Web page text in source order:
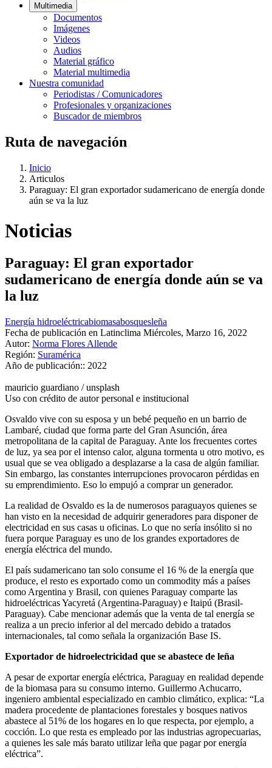
Multimedia
Documentos
Imágenes
Videos
Audios
Material gráfico
Material multimedia
Nuestra comunidad
Periodistas / Comunicadores
Profesionales y organizaciones
Buscador de miembros
Ruta de navegación
Inicio
Articulos
Paraguay: El gran exportador sudamericano de energía donde
aún se va la luz
Noticias
Paraguay: El gran exportador
sudamericano de energía donde aún se va
la luz
Energía hidroeléctricabiomasabosquesleña
Fecha de publicación en Latinclima Miércoles, Marzo 16, 2022
Autor: Norma Flores Allende
Región: Suramérica
Año de publicación:: 2022
mauricio guardiano / unsplash
Uso con crédito de autor personal e institucional
Osvaldo vive con su esposa y un bebé pequeño en un barrio de
Lambaré, ciudad que forma parte del Gran Asunción, área
metropolitana de la capital de Paraguay. Ante los frecuentes cortes
de luz, ya sea por el intenso calor, alguna tormenta u otro motivo, es
usual que se vea obligado a desplazarse a la casa de algún familiar.
Sin embargo, las constantes interrupciones provocaron pérdidas en
su emprendimiento. Eso lo empujó a comprar un generador.
La realidad de Osvaldo es la de numerosos paraguayos quienes se
han visto en la necesidad de adquirir generadores para disponer de
electricidad en sus casas u oficinas. Lo que no sería insólito si no
fuera porque Paraguay es uno de los grandes exportadores de
energía eléctrica del mundo.
El país sudamericano tan solo consume el 16 % de la energía que
produce, el resto es exportado como un commodity más a países
como Argentina y Brasil, con quienes Paraguay comparte las
hidroeléctricas Yacyretá (Argentina-Paraguay) e Itaipú (Brasil-
Paraguay). Cabe mencionar además que la venta de tal energía se
realiza a un precio inferior al del mercado debido a tratados
internacionales, tal como señala la organización Base IS.
Exportador de hidroelectricidad que se abastece de leña
A pesar de exportar energía eléctrica, Paraguay en realidad depende
de la biomasa para su consumo interno. Guillermo Achucarro,
ingeniero ambiental especializado en cambio climático, explica: “La
madera procedente de plantaciones forestales y bosques nativos
abastece al 51% de los hogares en lo que respecta, por ejemplo, a
cocción. Lo que resta es empleado por las industrias agropecuarias,
a quienes les sale más barato utilizar leña que pagar por energía
eléctrica”.